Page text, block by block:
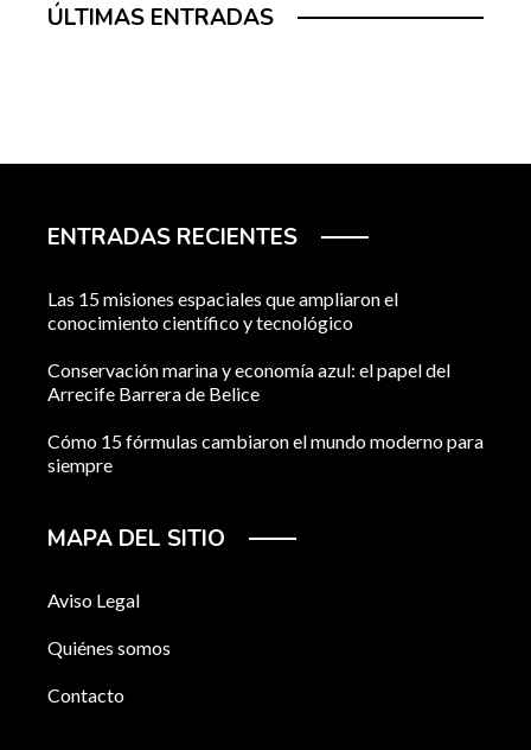
ÚLTIMAS ENTRADAS
ENTRADAS RECIENTES
Las 15 misiones espaciales que ampliaron el
conocimiento científico y tecnológico
Conservación marina y economía azul: el papel del
Arrecife Barrera de Belice
Cómo 15 fórmulas cambiaron el mundo moderno para
siempre
MAPA DEL SITIO
Aviso Legal
Quiénes somos
Contacto